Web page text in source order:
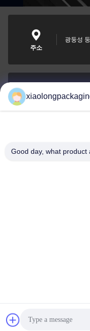
최고
주소
광둥성
0086-
Dongguan
Good day, what